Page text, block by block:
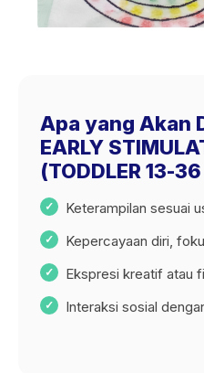
Apa yang Akan
EARLY
(TODDLER 13-
Keterampilan sesuai
Kepercayaan diri,
Ekspresi kreatif atau
Interaksi sosial